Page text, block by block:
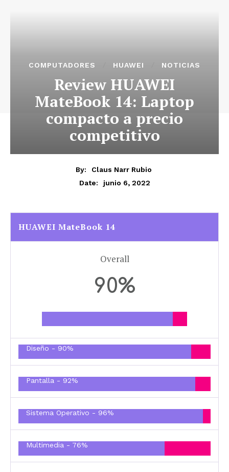
COMPUTADORES HUAWEI NOTICIAS
Review HUAWEI
MateBook 14: Laptop
compacto a precio
competitivo
By:
Claus Narr Rubio
Date:
junio 6, 2022
HUAWEI MateBook 14
Overall
90%
Diseño - 90%
Pantalla - 92%
Sistema Operativo - 96%
Multimedia - 76%